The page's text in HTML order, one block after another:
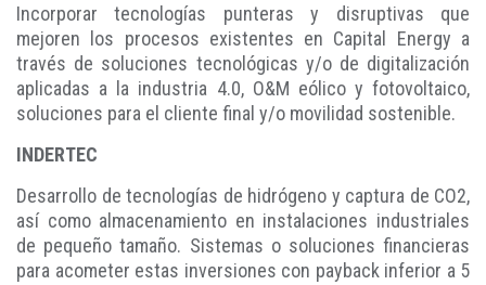
Incorporar tecnologías punteras y disruptivas que
mejoren los procesos existentes en Capital Energy a
través de soluciones tecnológicas y/o de digitalización
aplicadas a la industria 4.0, O&M eólico y fotovoltaico,
soluciones para el cliente final y/o movilidad sostenible.
INDERTEC
Desarrollo de tecnologías de hidrógeno y captura de CO2,
así como almacenamiento en instalaciones industriales
de pequeño tamaño. Sistemas o soluciones financieras
para acometer estas inversiones con payback inferior a 5